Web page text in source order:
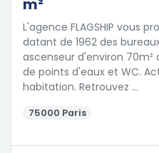
m²
L'agence FLAGSHIP vous
datant de 1962 des
ascenseur d'environ
de points d'eaux et WC.
habitation. Retrouvez …
75000 Paris